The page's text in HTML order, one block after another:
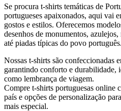
Se procura t-shirts temáticas de
portugueses apaixonados, aqui vai
gostos e estilos. Oferecemos
desenhos de monumentos,
até piadas típicas do povo português.
Nossas t-shirts são confeccionadas
garantindo conforto e durabilidade,
como lembrança de viagem.
Compre t-shirts portuguesas online
país e opções de personalização
mais especial.